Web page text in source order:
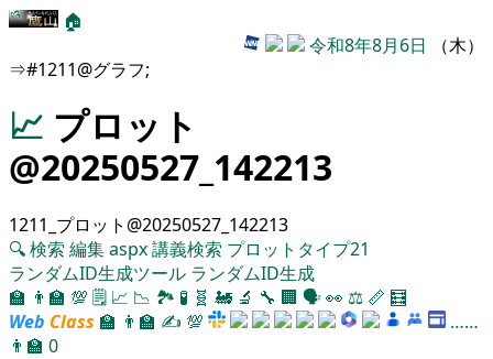
🏠
令和8年8月6日 （木）
⇒#1211@グラフ;
📈 プロット
@20250527_142213
1211_プロット@20250527_142213
🔍検索 編集aspx講義検索 プロットタイプ21
ランダムID生成ツール ランダムID生成
🏫 👨‍🏫 💯 🗒️ 📈 📉 🏞 🧪 🧬 🚂 🔬 🔧 🏢 🗣️👀 ⚖️ 📏 🧮
Web Class 🏫 👨‍🏫 ✍ 💯
……
👨‍🏫 0